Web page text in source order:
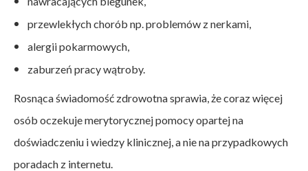
przewlekłych chorób np. problemów z nerkami,
alergii pokarmowych,
zaburzeń pracy wątroby.
Rosnąca świadomość zdrowotna sprawia, że coraz więcej
osób oczekuje merytorycznej pomocy opartej na
doświadczeniu i wiedzy klinicznej, a nie na przypadkowych
poradach z internetu.